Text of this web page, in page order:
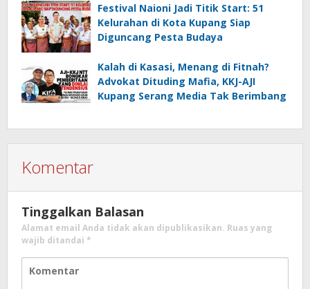
Festival Naioni Jadi Titik Start: 51
Kelurahan di Kota Kupang Siap
Diguncang Pesta Budaya
Kalah di Kasasi, Menang di Fitnah?
Advokat Dituding Mafia, KKJ-AJI
Kupang Serang Media Tak Berimbang
Komentar
Tinggalkan Balasan
Alamat email Anda tidak akan dipublikasikan. Ruas yang
wajib ditandai *